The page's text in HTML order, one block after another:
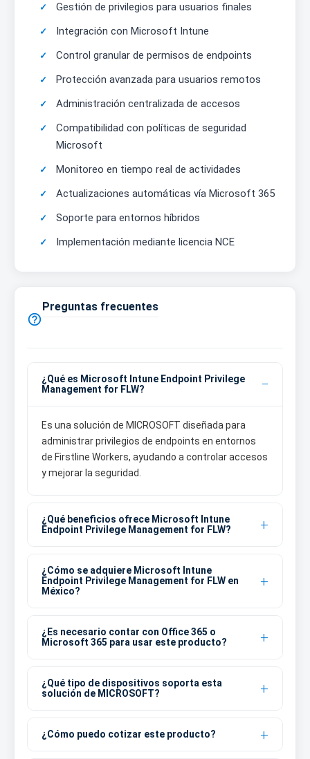
Gestión de privilegios para usuarios finales
Integración con Microsoft Intune
Control granular de permisos de endpoints
Protección avanzada para usuarios remotos
Administración centralizada de accesos
Compatibilidad con políticas de seguridad
Microsoft
Monitoreo en tiempo real de actividades
Actualizaciones automáticas vía Microsoft 365
Soporte para entornos híbridos
Implementación mediante licencia NCE

Preguntas frecuentes
¿Qué es Microsoft Intune Endpoint Privilege
Management for FLW?
Es una solución de MICROSOFT diseñada para
administrar privilegios de endpoints en entornos
de Firstline Workers, ayudando a controlar accesos
y mejorar la seguridad.
¿Qué beneficios ofrece Microsoft Intune
Endpoint Privilege Management for FLW?
¿Cómo se adquiere Microsoft Intune
Endpoint Privilege Management for FLW en
México?
¿Es necesario contar con Office 365 o
Microsoft 365 para usar este producto?
¿Qué tipo de dispositivos soporta esta
solución de MICROSOFT?
¿Cómo puedo cotizar este producto?